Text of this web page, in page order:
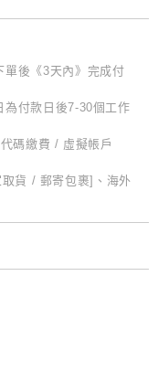
單後《3天內》完成付
為付款日後7-30個工作
碼繳費 / 虛擬帳戶
貨 / 郵寄包裹]、海外